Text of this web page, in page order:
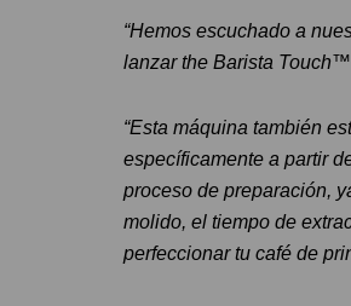
“Hemos escuchado a
lanzar the Barista
“Esta máquina también
específicamente a partir
proceso de preparación,
molido, el tiempo de
perfeccionar tu café de